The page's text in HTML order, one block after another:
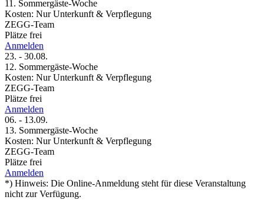
11. Sommergäste-Woche
Kosten: Nur Unterkunft & Verpflegung
ZEGG-Team
Plätze frei
Anmelden
23. - 30.08.
12. Sommergäste-Woche
Kosten: Nur Unterkunft & Verpflegung
ZEGG-Team
Plätze frei
Anmelden
06. - 13.09.
13. Sommergäste-Woche
Kosten: Nur Unterkunft & Verpflegung
ZEGG-Team
Plätze frei
Anmelden
*) Hinweis: Die Online-Anmeldung steht für diese Veranstaltung
nicht zur Verfügung.